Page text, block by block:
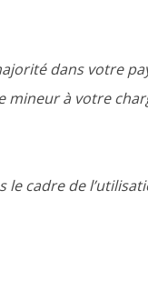
dans votre
mineur à votre
le cadre de